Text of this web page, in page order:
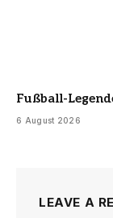
Fußball-
6 August 2026
LEAVE A